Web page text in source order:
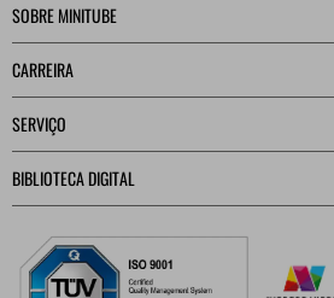
SOBRE MINITUBE
CARREIRA
SERVIÇO
BIBLIOTECA DIGITAL